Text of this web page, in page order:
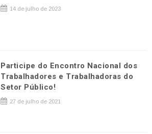
14 de julho de 2023
Participe do Encontro Nacional dos
Trabalhadores e Trabalhadoras do
Setor Público!
27 de julho de 2021